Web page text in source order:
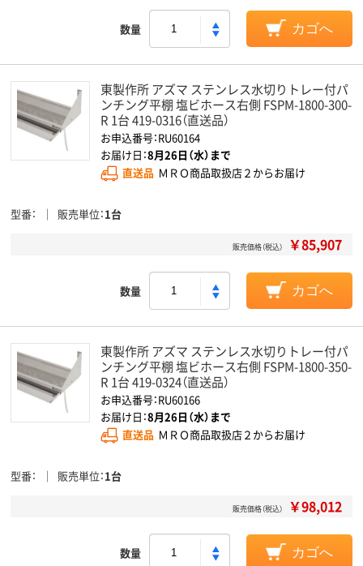
数量 カゴへ
東製作所 アズマ ステンレス水切りトレー付パ
ンチング平棚 塩ビホース右側 FSPM-1800-300-
R 1台 419-0316（直送品）
お申込番号：RU60164
お届け日：8月26日（水）まで
直送品 ＭＲＯ商品取扱店２からお届け
型番 販売単位 1台
販売価格（税込） ￥85,907
数量 カゴへ
東製作所 アズマ ステンレス水切りトレー付パ
ンチング平棚 塩ビホース右側 FSPM-1800-350-
R 1台 419-0324（直送品）
お申込番号：RU60166
お届け日：8月26日（水）まで
直送品 ＭＲＯ商品取扱店２からお届け
型番 販売単位 1台
販売価格（税込） ￥98,012
数量 カゴへ